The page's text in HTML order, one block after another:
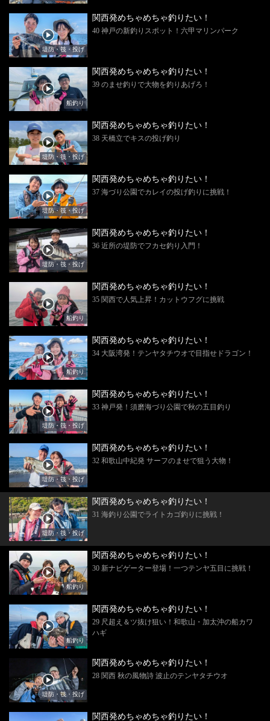
堤防・筏・投げ
関西発めちゃめちゃ釣りたい！
40 神戸の新釣りスポット！六甲マリンパーク
船釣り
関西発めちゃめちゃ釣りたい！
39 のませ釣りで大物を釣りあげろ！
堤防・筏・投げ
関西発めちゃめちゃ釣りたい！
38 天橋立でキスの投げ釣り
堤防・筏・投げ
関西発めちゃめちゃ釣りたい！
37 海づり公園でカレイの投げ釣りに挑戦！
堤防・筏・投げ
関西発めちゃめちゃ釣りたい！
36 近所の堤防でフカセ釣り入門！
船釣り
関西発めちゃめちゃ釣りたい！
35 関西で人気上昇！カットウフグに挑戦
船釣り
関西発めちゃめちゃ釣りたい！
34 大阪湾発！テンヤタチウオで目指せドラゴン！
堤防・筏・投げ
関西発めちゃめちゃ釣りたい！
33 神戸発！須磨海づり公園で秋の五目釣り
堤防・筏・投げ
関西発めちゃめちゃ釣りたい！
32 和歌山中紀発 サーフのませで狙う大物！
堤防・筏・投げ
関西発めちゃめちゃ釣りたい！
31 海釣り公園でライトカゴ釣りに挑戦！
船釣り
関西発めちゃめちゃ釣りたい！
30 新ナビゲーター登場！一つテンヤ五目に挑戦！
船釣り
関西発めちゃめちゃ釣りたい！
29 尺超え＆ツ抜け狙い！和歌山・加太沖の船カワ
ハギ
堤防・筏・投げ
関西発めちゃめちゃ釣りたい！
28 関西 秋の風物詩 波止のテンヤタチウオ
関西発めちゃめちゃ釣りたい！